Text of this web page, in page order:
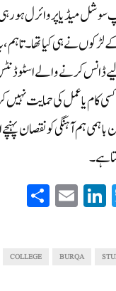
سوشل میڈیا پر وائرل ہو
نے ہی کیا تھا۔
ڈانس کرنے والے
کسی کام یا عمل کی حمایت
ہم آہنگی کو نقصان
ہے۔
T
wi
r
Li
nk
In
E
m
BURQA
COLLEGE